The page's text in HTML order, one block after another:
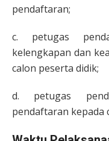
pendaftaran;
c. petugas
kelengkapan dan
calon peserta didik;
d. petugas
pendaftaran kepada